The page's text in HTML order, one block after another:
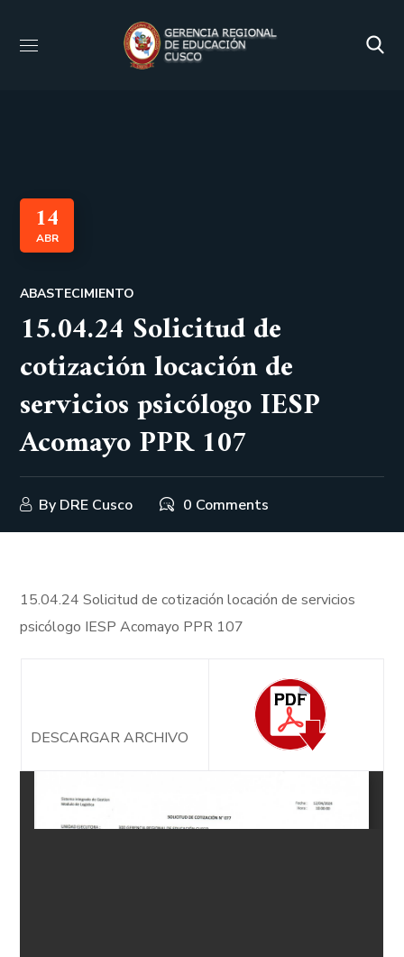
14
ABR
ABASTECIMIENTO
15.04.24 Solicitud de
cotización locación de
servicios psicólogo IESP
Acomayo PPR 107
By DRE Cusco 0 Comments
15.04.24 Solicitud de cotización locación de servicios
psicólogo IESP Acomayo PPR 107
DESCARGAR ARCHIVO